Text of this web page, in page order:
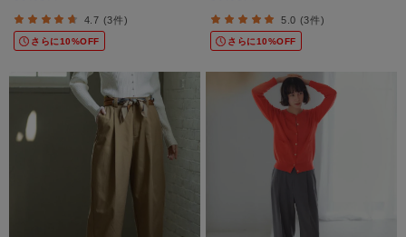
4.7 (3件)
さらに10%OFF
5.0 (3件)
さらに10%OFF